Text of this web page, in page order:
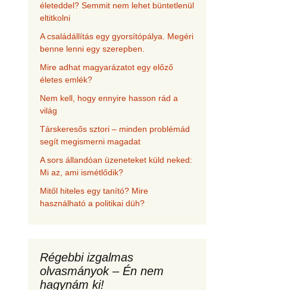
életeddel? Semmit nem lehet büntetlenül
eltitkolni
A családállítás egy gyorsítópálya. Megéri
benne lenni egy szerepben.
Mire adhat magyarázatot egy előző
életes emlék?
Nem kell, hogy ennyire hasson rád a
világ
Társkeresős sztori – minden problémád
segít megismerni magadat
A sors állandóan üzeneteket küld neked:
Mi az, ami ismétlődik?
Mitől hiteles egy tanító? Mire
használható a politikai düh?
Régebbi izgalmas
olvasmányok – Én nem
hagynám ki!